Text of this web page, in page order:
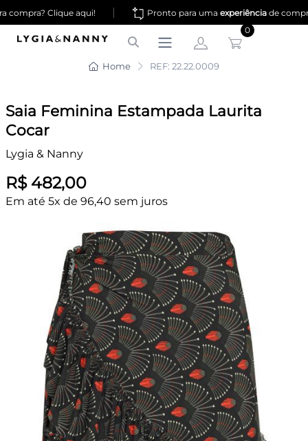
Clique aqui! Pronto para umaexperiênciade
0
Home REF: 22.22.0009
Saia Feminina Estampada Laurita
Cocar
Lygia & Nanny
R$ 482,00
Em até 5x de 96,40 sem juros